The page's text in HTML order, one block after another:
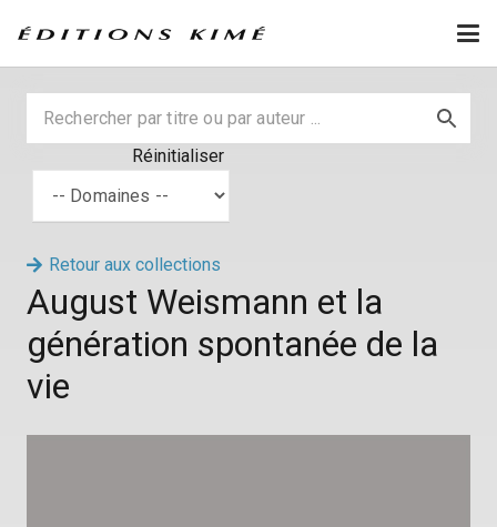
Réinitialiser
Retour aux collections
August Weismann et la
génération spontanée de la
vie